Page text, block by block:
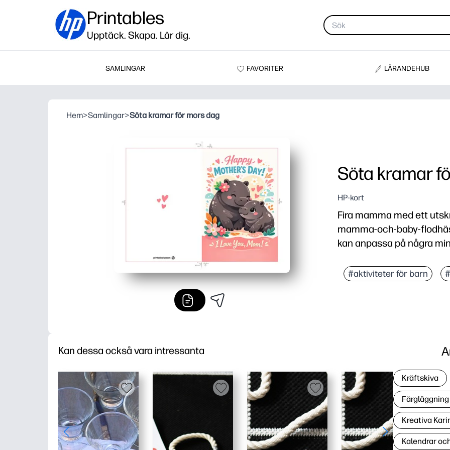
Printables
Upptäck. Skapa. Lär dig.
SAMLINGAR FAVORITER LÄRANDEHUB
Hem>Samlingar>Söta kramar för mors dag
Söta kramar
HP-kort
Fira mamma med ett
mamma-och-baby-
kan anpassa på några
Redo snabbt - skriv
#aktiviteter för barn
Kan dessa också vara intressanta
Kräftskiva
Kreativa
Kalendrar